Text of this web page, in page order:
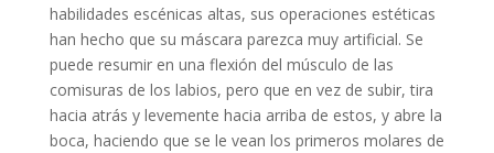
habilidades escénicas altas, sus operaciones estéticas
han hecho que su máscara parezca muy artificial. Se
puede resumir en una flexión del músculo de las
comisuras de los labios, pero que en vez de subir, tira
hacia atrás y levemente hacia arriba de estos, y abre la
boca, haciendo que se le vean los primeros molares de